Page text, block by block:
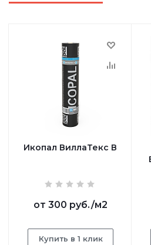
Икопал ВиллаТекс В
от 300 руб./м2
Купить в 1 клик